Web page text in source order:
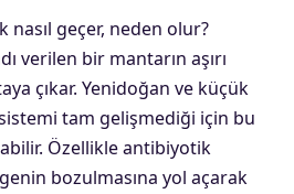
nasıl geçer, neden olur?
verilen bir mantarın aşırı
çıkar. Yenidoğan ve küçük
tam gelişmediği için bu
Özellikle antibiyotik
bozulmasına yol açarak